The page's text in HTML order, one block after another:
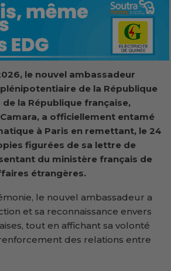
, le nouvel ambassadeur
de la République
de la République française,
a officiellement entamé
à Paris en remettant, le 24
figurées de sa lettre de
du ministère français de
étrangères.
le nouvel ambassadeur a
et sa reconnaissance envers
tout en affichant sa volonté
des relations entre